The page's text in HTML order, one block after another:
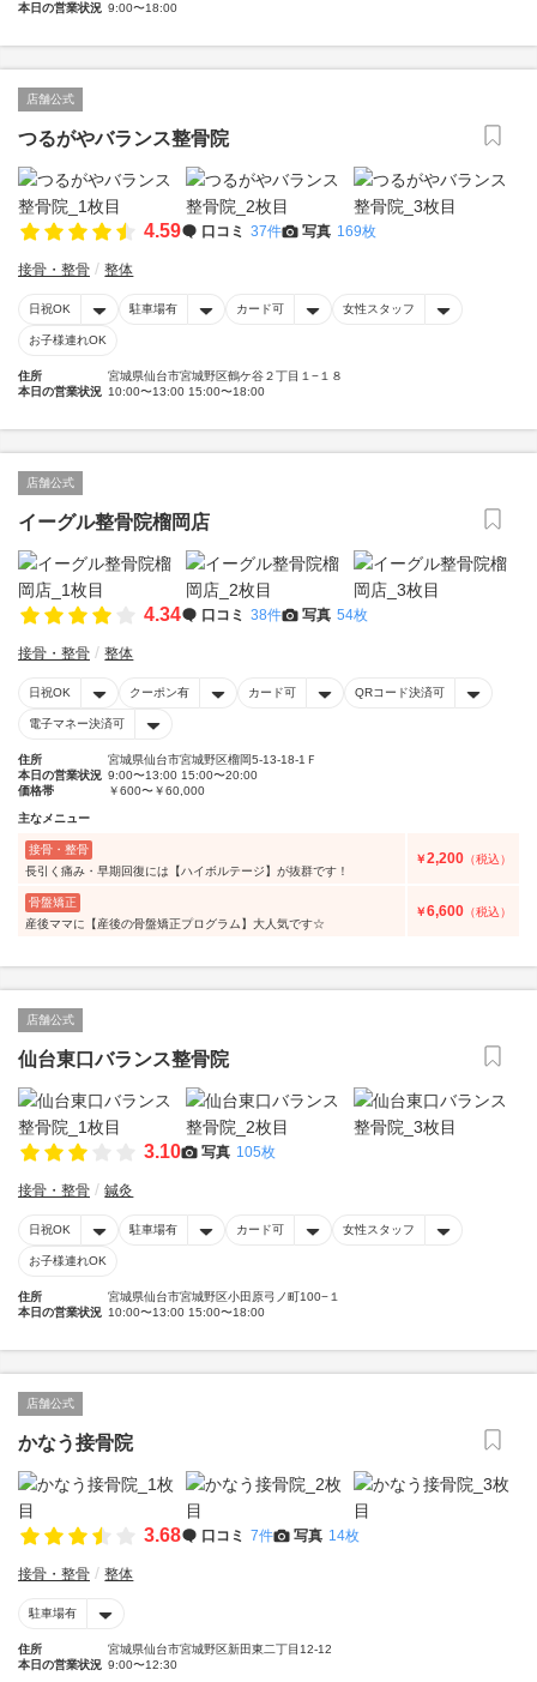
本日の営業状況 9:00〜18:00
店舗公式
つるがやバランス整骨院
4.59 口コミ 37件 写真 169枚
接骨・整骨 整体
日祝OK 駐車場有 カード可 女性スタッフ
お子様連れOK
住所
宮城県仙台市宮城野区鶴ケ谷２丁目１−１８
本日の営業状況 10:00〜13:00 15:00〜18:00
店舗公式
イーグル整骨院榴岡店
4.34 口コミ 38件 写真 54枚
接骨・整骨 整体
日祝OK クーポン有 カード可 QRコード決済可
電子マネー決済可
住所
宮城県仙台市宮城野区榴岡5-13-18-1Ｆ
本日の営業状況 9:00〜13:00 15:00〜20:00
価格帯
￥600〜￥60,000
主なメニュー
接骨・整骨
長引く痛み・早期回復には【ハイボルテージ】が抜群です！
￥2,200 （税込）
骨盤矯正
産後ママに【産後の骨盤矯正プログラム】大人気です☆
￥6,600 （税込）
店舗公式
仙台東口バランス整骨院
3.10 写真 105枚
接骨・整骨 鍼灸
日祝OK 駐車場有 カード可 女性スタッフ
お子様連れOK
住所
宮城県仙台市宮城野区小田原弓ノ町100−１
本日の営業状況 10:00〜13:00 15:00〜18:00
店舗公式
かなう接骨院
3.68 口コミ 7件 写真 14枚
接骨・整骨 整体
駐車場有
住所
宮城県仙台市宮城野区新田東二丁目12-12
本日の営業状況 9:00〜12:30